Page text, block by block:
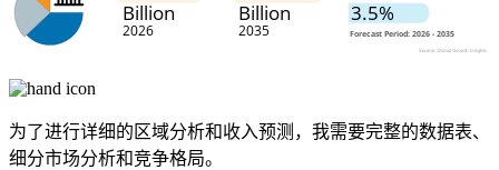
为了进行详细的区域分析和收入预测，我需要完整的数据表、
细分市场分析和竞争格局。